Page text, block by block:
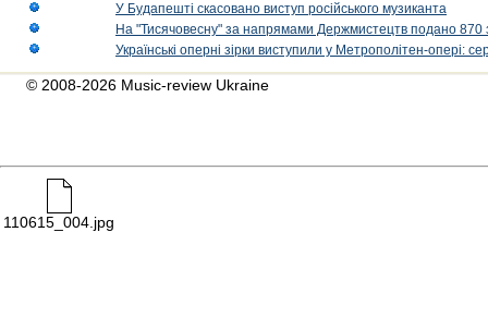
У Будапешті скасовано виступ російського музиканта
На "Тисячовесну" за напрямами Держмистецтв подано 870
Українські оперні зірки виступили у Метрополітен-опері:
© 2008-2026 Music-review Ukraine
110615_004.jpg